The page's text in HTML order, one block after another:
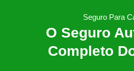
Seguro Para
O Seguro
Completo